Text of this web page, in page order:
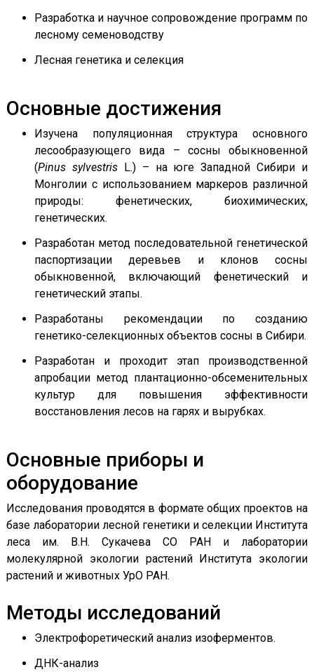
Разработка и научное сопровождение программ по
лесному семеноводству
Лесная генетика и селекция
Основные достижения
Изучена популяционная структура основного
лесообразующего вида – сосны обыкновенной
(Pinus sylvestrisL.) – на юге Западной Сибири и
Монголии с использованием маркеров различной
природы: фенетических, биохимических,
генетических.
Разработан метод последовательной генетической
паспортизации деревьев и клонов сосны
обыкновенной, включающий фенетический и
генетический этапы.
Разработаны рекомендации по созданию
генетико-селекционных объектов сосны в Сибири.
Разработан и проходит этап производственной
апробации метод плантационно-обсеменительных
культур для повышения эффективности
восстановления лесов на гарях и вырубках.
Основные приборы и
оборудование
Исследования проводятся в формате общих проектов на
базе лаборатории лесной генетики и селекции Института
леса им. В.Н. Сукачева СО РАН и лаборатории
молекулярной экологии растений Института экологии
растений и животных УрО РАН.
Методы исследований
Электрофоретический анализ изоферментов.
ДНК-анализ